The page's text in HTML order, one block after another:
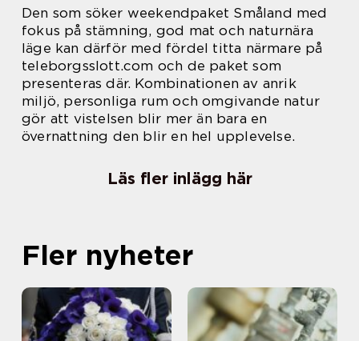
Den som söker weekendpaket Småland med
fokus på stämning, god mat och naturnära
läge kan därför med fördel titta närmare på
teleborgsslott.com och de paket som
presenteras där. Kombinationen av anrik
miljö, personliga rum och omgivande natur
gör att vistelsen blir mer än bara en
övernattning den blir en hel upplevelse.
Läs fler inlägg här
Fler nyheter